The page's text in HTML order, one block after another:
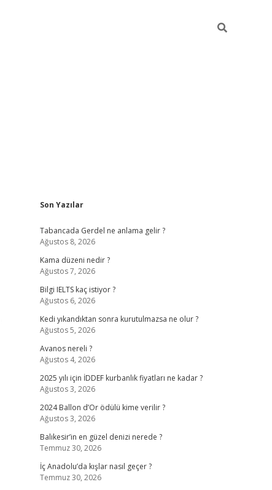
Sidebar
Son Yazılar
Tabancada Gerdel ne anlama gelir ?
Ağustos 8, 2026
Kama düzeni nedir ?
Ağustos 7, 2026
Bilgi IELTS kaç istiyor ?
Ağustos 6, 2026
Kedi yıkandıktan sonra kurutulmazsa ne olur ?
Ağustos 5, 2026
Avanos nereli ?
Ağustos 4, 2026
2025 yılı için İDDEF kurbanlık fiyatları ne kadar ?
Ağustos 3, 2026
2024 Ballon d’Or ödülü kime verilir ?
Ağustos 3, 2026
Balıkesir’in en güzel denizi nerede ?
Temmuz 30, 2026
İç Anadolu’da kışlar nasıl geçer ?
Temmuz 30, 2026
ilbetbetci